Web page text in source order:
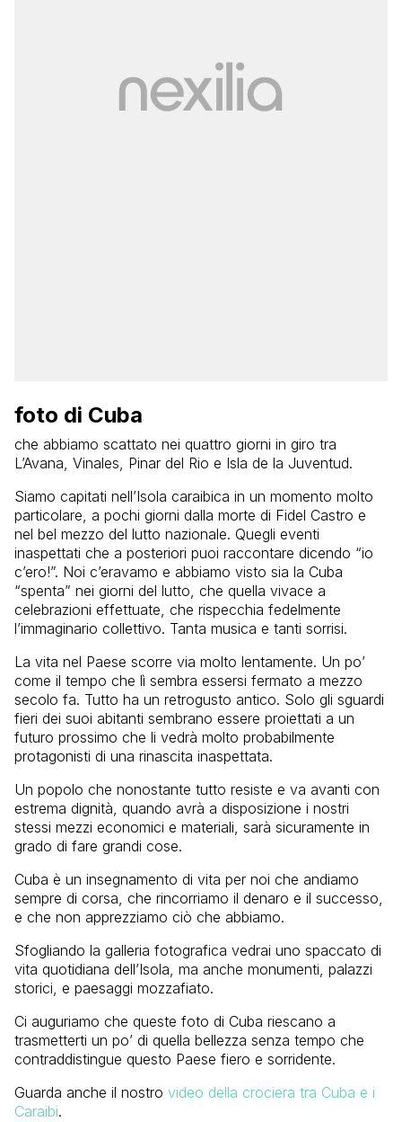
foto di Cuba
che abbiamo scattato nei quattro giorni in giro tra
L’Avana, Vinales, Pinar del Rio e Isla de la Juventud.
Siamo capitati nell’Isola caraibica in un momento molto
particolare, a pochi giorni dalla morte di Fidel Castro e
nel bel mezzo del lutto nazionale. Quegli eventi
inaspettati che a posteriori puoi raccontare dicendo “io
c’ero!”. Noi c’eravamo e abbiamo visto sia la Cuba
“spenta” nei giorni del lutto, che quella vivace a
celebrazioni effettuate, che rispecchia fedelmente
l’immaginario collettivo. Tanta musica e tanti sorrisi.
La vita nel Paese scorre via molto lentamente. Un po’
come il tempo che lì sembra essersi fermato a mezzo
secolo fa. Tutto ha un retrogusto antico. Solo gli sguardi
fieri dei suoi abitanti sembrano essere proiettati a un
futuro prossimo che li vedrà molto probabilmente
protagonisti di una rinascita inaspettata.
Un popolo che nonostante tutto resiste e va avanti con
estrema dignità, quando avrà a disposizione i nostri
stessi mezzi economici e materiali, sarà sicuramente in
grado di fare grandi cose.
Cuba è un insegnamento di vita per noi che andiamo
sempre di corsa, che rincorriamo il denaro e il successo,
e che non apprezziamo ciò che abbiamo.
Sfogliando la galleria fotografica vedrai uno spaccato di
vita quotidiana dell’Isola, ma anche monumenti, palazzi
storici, e paesaggi mozzafiato.
Ci auguriamo che queste foto di Cuba riescano a
trasmetterti un po’ di quella bellezza senza tempo che
contraddistingue questo Paese fiero e sorridente.
Guarda anche il nostro video della crociera tra Cuba e i
Caraibi.